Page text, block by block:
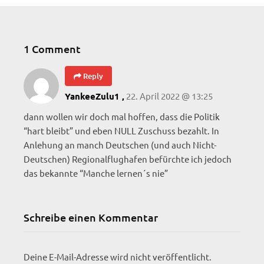
1 Comment
Reply
YankeeZulu1 , 22. April 2022 @ 13:25
dann wollen wir doch mal hoffen, dass die Politik
“hart bleibt” und eben NULL Zuschuss bezahlt. In
Anlehung an manch Deutschen (und auch Nicht-
Deutschen) Regionalflughafen befürchte ich jedoch
das bekannte “Manche lernen´s nie”
Schreibe einen Kommentar
Deine E-Mail-Adresse wird nicht veröffentlicht.